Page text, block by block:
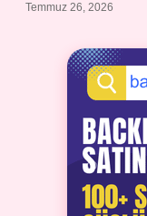
Temmuz 26, 2026